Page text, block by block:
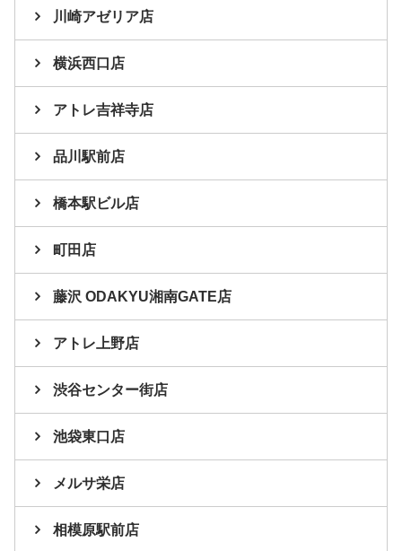
川崎アゼリア店
横浜西口店
アトレ吉祥寺店
品川駅前店
橋本駅ビル店
町田店
藤沢 ODAKYU湘南GATE店
アトレ上野店
渋谷センター街店
池袋東口店
メルサ栄店
相模原駅前店